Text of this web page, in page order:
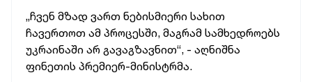
„ჩვენ მზად ვართ ნებისმიერი სახით
ჩავერთოთ ამ პროცესში, მაგრამ სამხედროებს
უკრაინაში არ გავაგზავნით“, - აღნიშნა
ფინეთის პრემიერ-მინისტრმა.